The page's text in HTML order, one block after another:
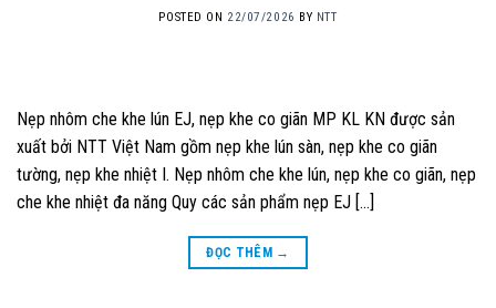
POSTED ON 22/07/2026 BY NTT
Nẹp nhôm che khe lún EJ, nẹp khe co giãn MP KL KN được sản
xuất bởi NTT Việt Nam gồm nẹp khe lún sàn, nẹp khe co giãn
tường, nẹp khe nhiệt I. Nẹp nhôm che khe lún, nẹp khe co giãn, nẹp
che khe nhiệt đa năng Quy các sản phẩm nẹp EJ […]
ĐỌC THÊM →